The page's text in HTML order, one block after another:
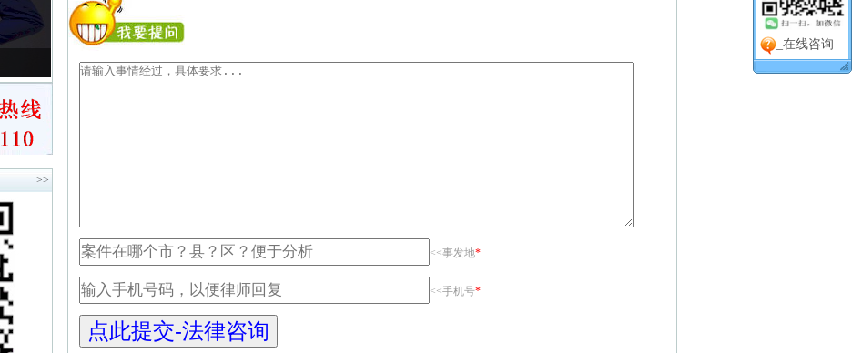
>>
<<事发地*
<<手机号*
_在线咨询